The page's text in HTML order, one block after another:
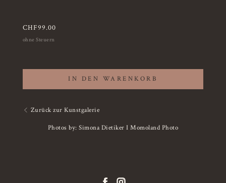
CHF99.00
ohne Steuern
IN DEN WARENKORB
Zurück zur Kunstgalerie
Photos by: Simona Dietiker I Momoland Photo